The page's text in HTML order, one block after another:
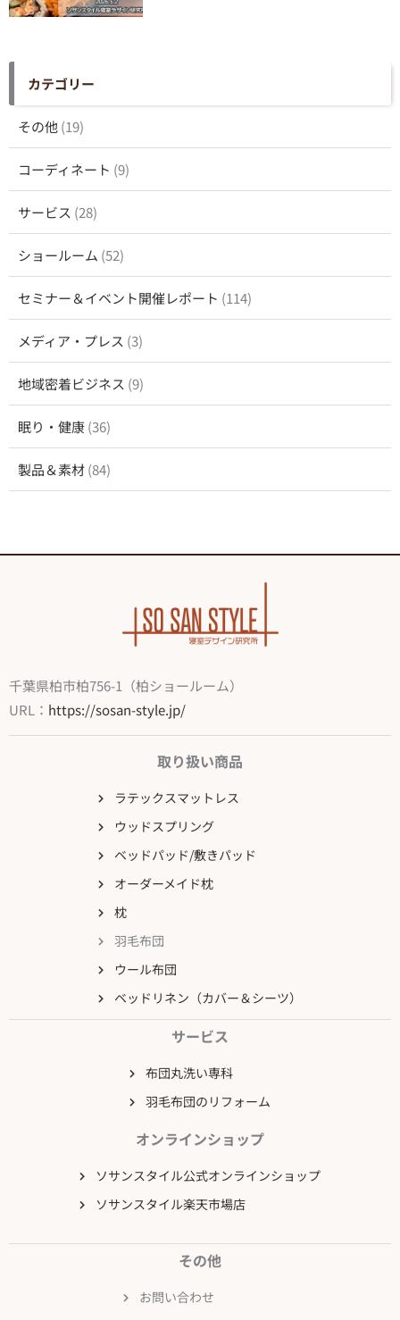
カテゴリー
その他(19)
コーディネート (9)
サービス (28)
ショールーム (52)
セミナー＆イベント開催レポート (114)
メディア・プレス (3)
地域密着ビジネス (9)
眠り・健康(36)
製品＆素材(84)
取り扱い商品
ラテックスマットレス
ウッドスプリング
ベッドパッド/敷きパッド
オーダーメイド枕
枕
羽毛布団
ウール布団
ベッドリネン（カバー＆シーツ）
サービス
布団丸洗い専科
羽毛布団のリフォーム
オンラインショップ
ソサンスタイル公式オンラインショップ
ソサンスタイル楽天市場店
その他
お問い合わせ
千葉県柏市柏756-1（柏ショールーム）
URL： https://sosan-style.jp/